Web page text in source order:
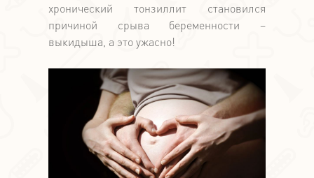
хронический тонзиллит становился
причиной срыва беременности –
выкидыша, а это ужасно!